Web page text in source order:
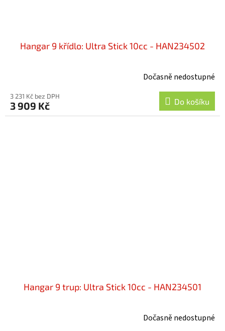
Hangar 9 křídlo: Ultra Stick 10cc - HAN234502
Dočasně nedostupné
3 231 Kč bez DPH
3 909 Kč Do košíku
Hangar 9 trup: Ultra Stick 10cc - HAN234501
Dočasně nedostupné